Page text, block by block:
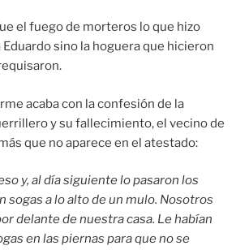
el fuego de morteros lo que hizo
Eduardo sino la hoguera que hicieron
acaba con la confesión de la
y su fallecimiento, el vecino de
que no aparece en el atestado:
y, al día siguiente lo pasaron los
sogas a lo alto de un mulo. Nosotros
delante de nuestra casa. Le habían
en las piernas para que no se